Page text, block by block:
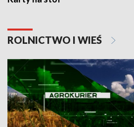
ROLNICTWO I WIEŚ